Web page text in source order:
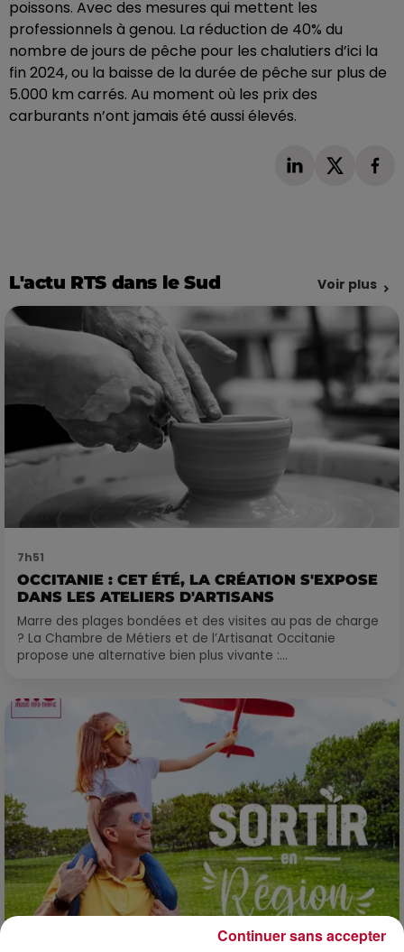
poissons. Avec des mesures qui mettent les
professionnels à genou. La réduction de 40% du
nombre de jours de pêche pour les chalutiers d’ici la
fin 2024, ou la baisse de la durée de pêche sur plus de
5.000 km carrés. Au moment où les prix des
carburants n’ont jamais été aussi élevés.
L'actu RTS dans le Sud Voir plus
7h51
OCCITANIE : CET ÉTÉ, LA CRÉATION S'EXPOSE
DANS LES ATELIERS D'ARTISANS
Marre des plages bondées et des visites au pas de charge
? La Chambre de Métiers et de l’Artisanat Occitanie
propose une alternative bien plus vivante :...
Continuer sans accepter